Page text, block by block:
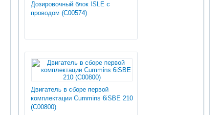
Дозировочный блок ISLE с
проводом (С00574)
Двигатель в сборе первой
комплектации Cummins 6iSBE 210
(С00800)